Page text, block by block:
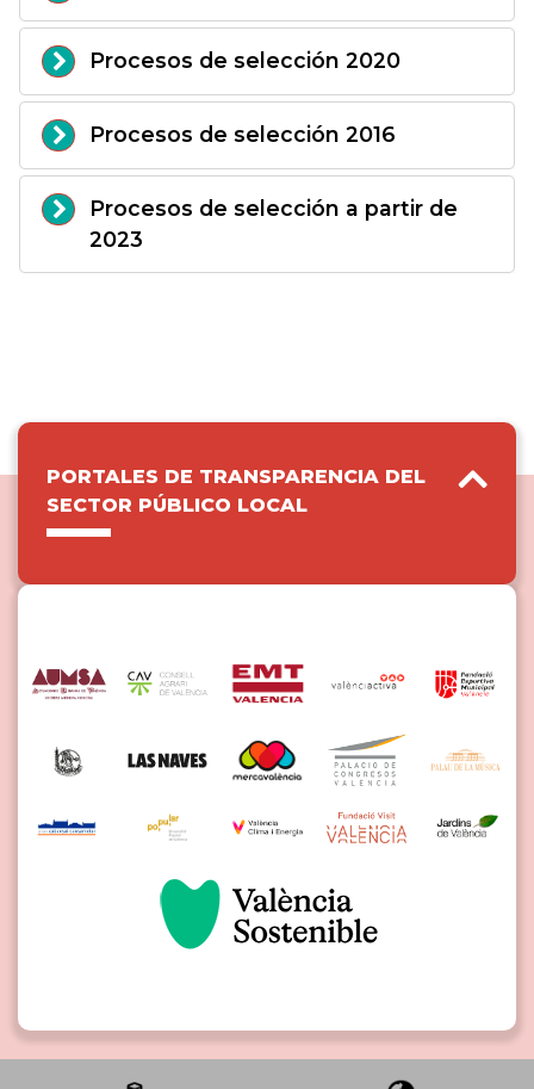
Procesos de selección 2020
Procesos de selección 2016
Procesos de selección a partir de
2023
PORTALES DE TRANSPARENCIA DEL
SECTOR PÚBLICO LOCAL